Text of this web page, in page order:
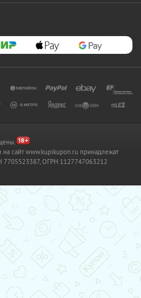
сайт www.kupikupon.ru принадлежат
7705523387, ОГРН 1127747063212